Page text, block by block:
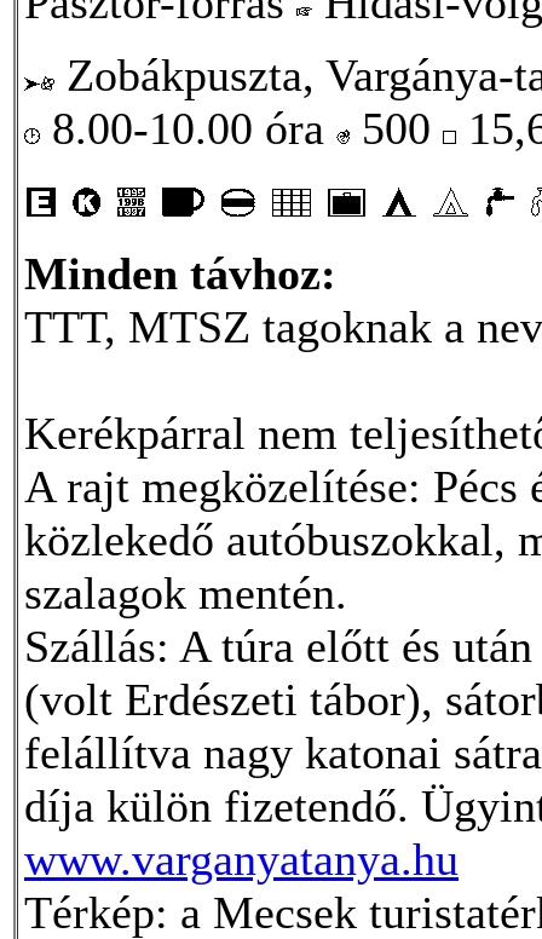
Zobákpuszta, Vargánya-
8.00-10.00 óra
500
Minden távhoz:
TTT, MTSZ tagoknak a
Kerékpárral nem
A rajt megközelítése: Pécs
közlekedő autóbuszokkal,
szalagok mentén.
Szállás: A túra előtt és
(volt Erdészeti tábor),
felállítva nagy katonai
díja külön fizetendő.
www.varganyatanya.hu
Térkép: a Mecsek